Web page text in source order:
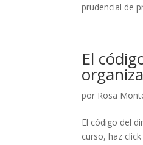
prudencial de
El
por Rosa
El código del
curso, haz